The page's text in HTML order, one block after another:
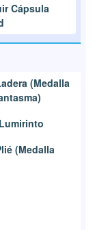
Cápsula
(Medalla
(Medalla